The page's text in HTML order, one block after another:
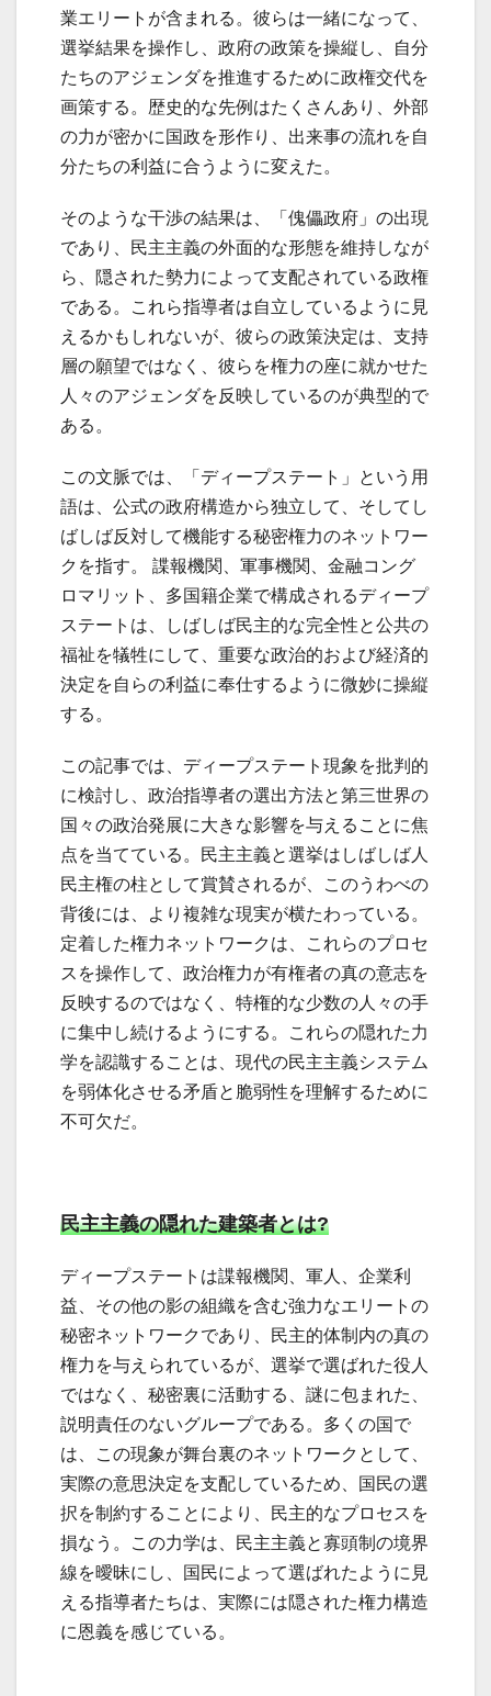
業エリートが含まれる。彼らは一緒になって、
選挙結果を操作し、政府の政策を操縦し、自分
たちのアジェンダを推進するために政権交代を
画策する。歴史的な先例はたくさんあり、外部
の力が密かに国政を形作り、出来事の流れを自
分たちの利益に合うように変えた。
そのような干渉の結果は、「傀儡政府」の出現
であり、民主主義の外面的な形態を維持しなが
ら、隠された勢力によって支配されている政権
である。これら指導者は自立しているように見
えるかもしれないが、彼らの政策決定は、支持
層の願望ではなく、彼らを権力の座に就かせた
人々のアジェンダを反映しているのが典型的で
ある。
この文脈では、「ディープステート」という用
語は、公式の政府構造から独立して、そしてし
ばしば反対して機能する秘密権力のネットワー
クを指す。 諜報機関、軍事機関、金融コング
ロマリット、多国籍企業で構成されるディープ
ステートは、しばしば民主的な完全性と公共の
福祉を犠牲にして、重要な政治的および経済的
決定を自らの利益に奉仕するように微妙に操縦
する。
この記事では、ディープステート現象を批判的
に検討し、政治指導者の選出方法と第三世界の
国々の政治発展に大きな影響を与えることに焦
点を当てている。民主主義と選挙はしばしば人
民主権の柱として賞賛されるが、このうわべの
背後には、より複雑な現実が横たわっている。
定着した権力ネットワークは、これらのプロセ
スを操作して、政治権力が有権者の真の意志を
反映するのではなく、特権的な少数の人々の手
に集中し続けるようにする。これらの隠れた力
学を認識することは、現代の民主主義システム
を弱体化させる矛盾と脆弱性を理解するために
不可欠だ。
民主主義の隠れた建築者とは?
ディープステートは諜報機関、軍人、企業利
益、その他の影の組織を含む強力なエリートの
秘密ネットワークであり、民主的体制内の真の
権力を与えられているが、選挙で選ばれた役人
ではなく、秘密裏に活動する、謎に包まれた、
説明責任のないグループである。多くの国で
は、この現象が舞台裏のネットワークとして、
実際の意思決定を支配しているため、国民の選
択を制約することにより、民主的なプロセスを
損なう。この力学は、民主主義と寡頭制の境界
線を曖昧にし、国民によって選ばれたように見
える指導者たちは、実際には隠された権力構造
に恩義を感じている。